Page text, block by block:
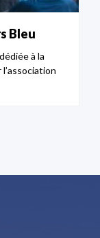
Bleu
à la